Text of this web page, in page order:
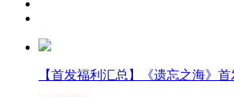
【首发福利汇总】《遗忘之海》首